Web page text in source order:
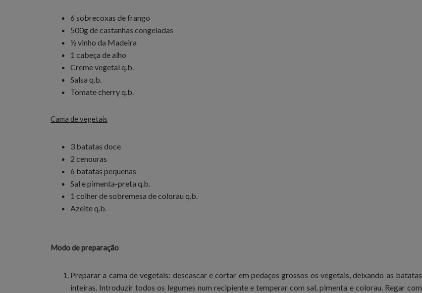
6 sobrecoxas de frango
500g de castanhas congeladas
½ vinho da Madeira
1 cabeça de alho
Creme vegetal q.b.
Salsa q.b.
Tomate cherry q.b.
Cama de vegetais
3 batatas doce
2 cenouras
6 batatas pequenas
Sal e pimenta-preta q.b.
1 colher de sobremesa de colorau q.b.
Azeite q.b.
Modo de preparação
Preparar a cama de vegetais: descascar e cortar em pedaços grossos os vegetais, deixando as batatas
inteiras. Introduzir todos os legumes num recipiente e temperar com sal, pimenta e colorau. Regar com